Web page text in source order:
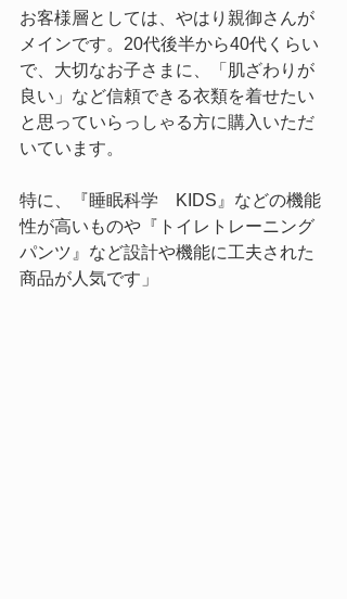
お客様層としては、やはり親御さんが
メインです。20代後半から40代くらい
で、大切なお子さまに、「肌ざわりが
良い」など信頼できる衣類を着せたい
と思っていらっしゃる方に購入いただ
いています。
特に、『睡眠科学　KIDS』などの機能
性が高いものや『トイレトレーニング
パンツ』など設計や機能に工夫された
商品が人気です」